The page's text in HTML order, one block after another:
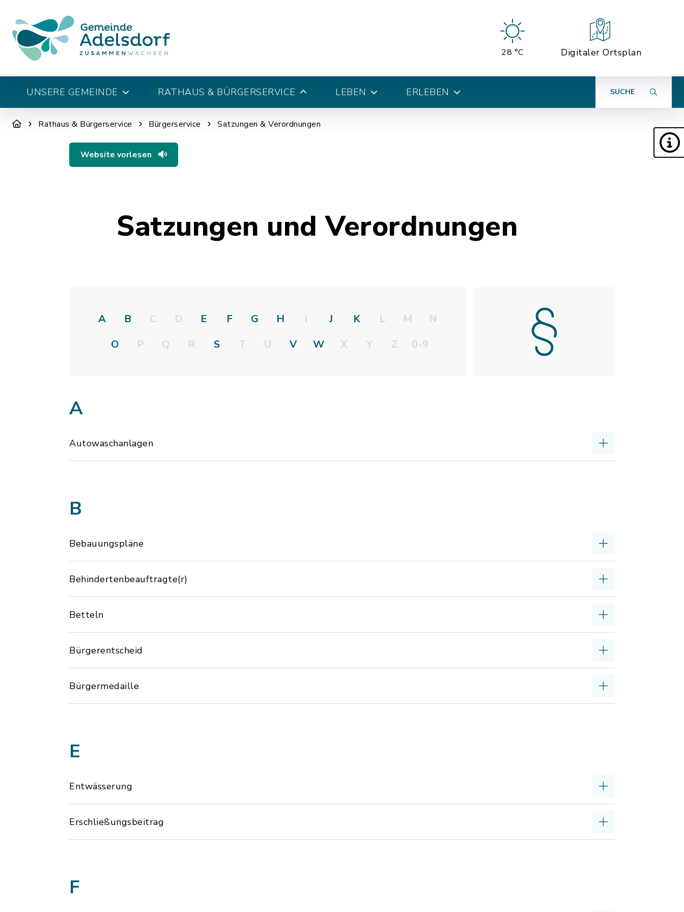
28 °C Digitaler Ortsplan
UNSERE GEMEINDE RATHAUS & BÜRGERSERVICE LEBEN ERLEBEN SUCHE
Rathaus & Bürgerservice Bürgerservice Satzungen & Verordnungen
Website vorlesen
Satzungen und Verordnungen
A B C D E F G H I J K L M
N
O
P Q R S T U V W X Y Z 0-9
A
Autowaschanlagen
B
Bebauungspläne
Behindertenbeauftragte(r)
Betteln
Bürgerentscheid
Bürgermedaille
E
Entwässerung
Erschließungsbeitrag
F